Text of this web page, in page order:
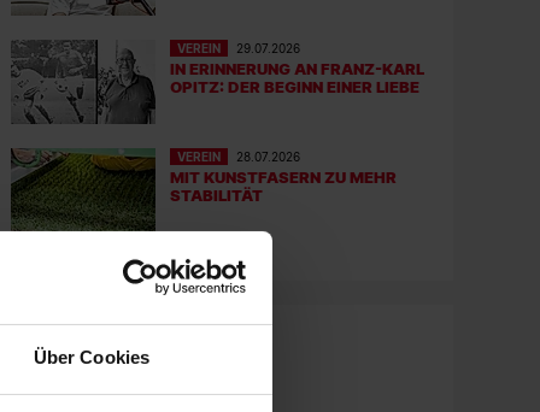
Über Cookies
VEREIN 29.07.2026
IN ERINNERUNG AN FRANZ-KARL
OPITZ: DER BEGINN EINER LIEBE
VEREIN 28.07.2026
MIT KUNSTFASERN ZU MEHR
STABILITÄT